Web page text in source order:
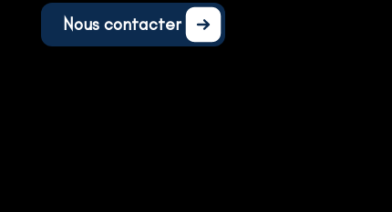
Nous contacter